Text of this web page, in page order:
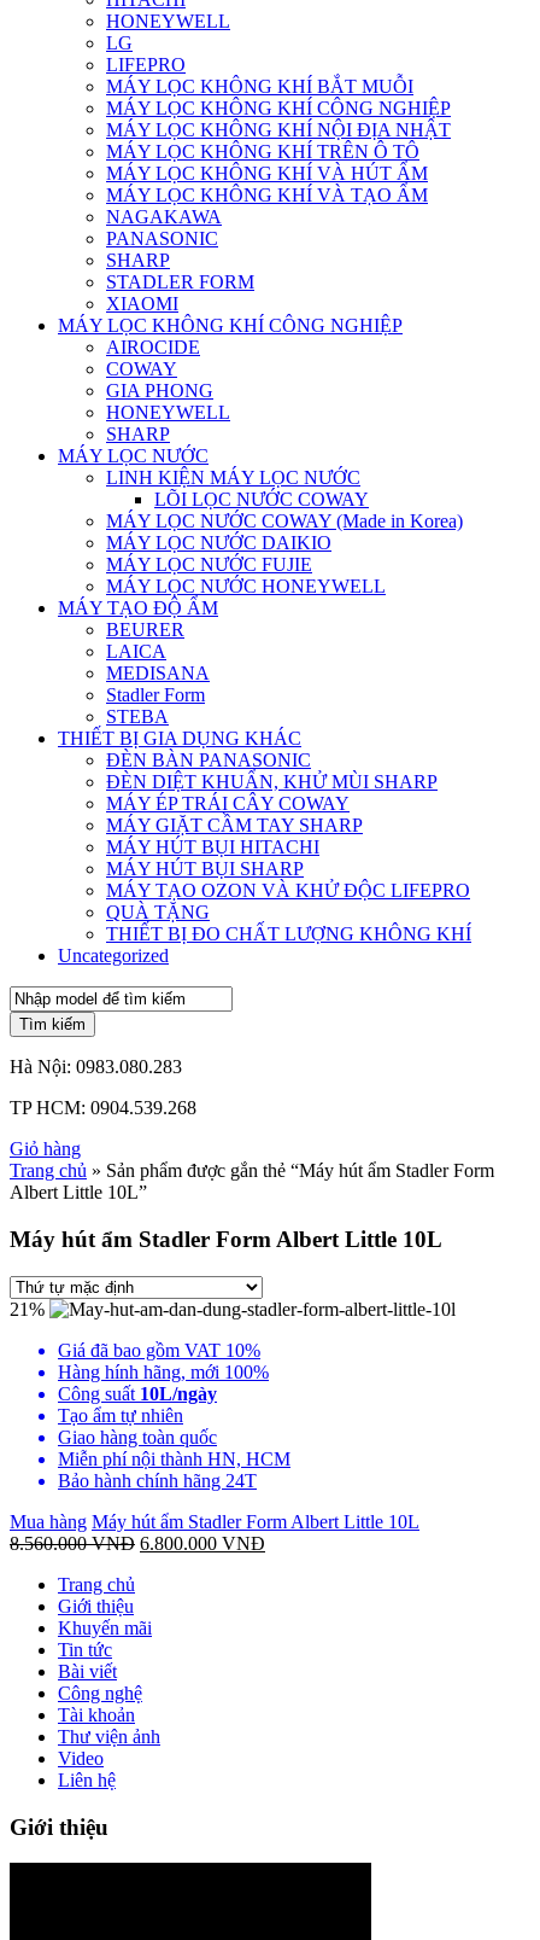
HONEYWELL
LG
LIFEPRO
MÁY LỌC KHÔNG KHÍ BẮT MUỖI
MÁY LỌC KHÔNG KHÍ CÔNG NGHIỆP
MÁY LỌC KHÔNG KHÍ NỘI ĐỊA NHẬT
MÁY LỌC KHÔNG KHÍ TRÊN Ô TÔ
MÁY LỌC KHÔNG KHÍ VÀ HÚT ẨM
MÁY LỌC KHÔNG KHÍ VÀ TẠO ẨM
NAGAKAWA
PANASONIC
SHARP
STADLER FORM
XIAOMI
MÁY LỌC KHÔNG KHÍ CÔNG NGHIỆP
AIROCIDE
COWAY
GIA PHONG
HONEYWELL
SHARP
MÁY LỌC NƯỚC
LINH KIỆN MÁY LỌC NƯỚC
LÕI LỌC NƯỚC COWAY
MÁY LỌC NƯỚC COWAY (Made in Korea)
MÁY LỌC NƯỚC DAIKIO
MÁY LỌC NƯỚC FUJIE
MÁY LỌC NƯỚC HONEYWELL
MÁY TẠO ĐỘ ẨM
BEURER
LAICA
MEDISANA
Stadler Form
STEBA
THIẾT BỊ GIA DỤNG KHÁC
ĐÈN BÀN PANASONIC
ĐÈN DIỆT KHUẨN, KHỬ MÙI SHARP
MÁY ÉP TRÁI CÂY COWAY
MÁY GIẶT CẦM TAY SHARP
MÁY HÚT BỤI HITACHI
MÁY HÚT BỤI SHARP
MÁY TẠO OZON VÀ KHỬ ĐỘC LIFEPRO
QUÀ TẶNG
THIẾT BỊ ĐO CHẤT LƯỢNG KHÔNG KHÍ
Uncategorized
Tìm kiếm
Hà Nội: 0983.080.283
TP HCM: 0904.539.268
Giỏ hàng
Trang chủ » Sản phẩm được gắn thẻ “Máy hút ẩm Stadler Form
Albert Little 10L”
Máy hút ẩm Stadler Form Albert Little 10L
21%
Giá đã bao gồm VAT 10%
Hàng hính hãng, mới 100%
Công suất 10L/ngày
Tạo ẩm tự nhiên
Giao hàng toàn quốc
Miễn phí nội thành HN, HCM
Bảo hành chính hãng 24T
Mua hàng Máy hút ẩm Stadler Form Albert Little 10L
8.560.000VNĐ 6.800.000 VNĐ
Trang chủ
Giới thiệu
Khuyến mãi
Tin tức
Bài viết
Công nghệ
Tài khoản
Thư viện ảnh
Video
Liên hệ
Giới thiệu